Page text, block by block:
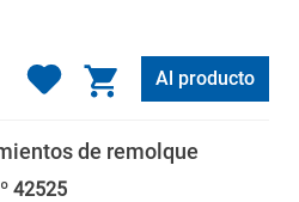
Al producto
de remolque
42525